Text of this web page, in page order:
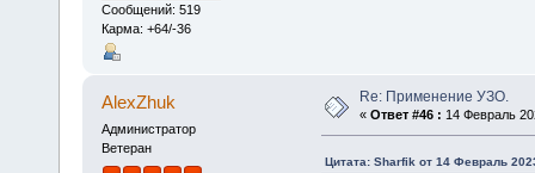
Сообщений: 519
Карма: +64/-36
AlexZhuk
Администратор
Ветеран
Re: Применение УЗО.
« Ответ #46 : 14 Февраль
Цитата: Sharfik от 14 Февраль